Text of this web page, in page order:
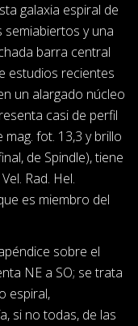
galaxia espiral de
semiabiertos y una
barra central
estudios recientes
un alargado núcleo
casi de perfil
mag. fot. 13,3 y brillo
de Spindle), tiene
Rad. Hel.
es miembro del
sobre el
NE a SO; se trata
espiral,
si no todas, de las